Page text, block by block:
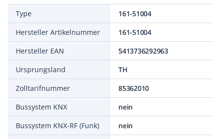
Type
161-51004
Hersteller Artikelnummer
161-51004
Hersteller EAN
5413736292963
Ursprungsland
TH
Zolltarifnummer
85362010
Bussystem KNX
nein
Bussystem KNX-RF (Funk)
nein